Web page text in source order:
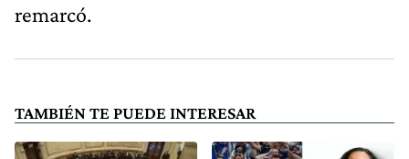
remarcó.
TAMBIÉN TE PUEDE INTERESAR